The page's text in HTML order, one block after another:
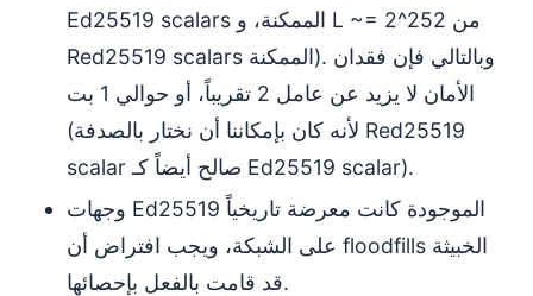
Ed25519 scalars الممكنة، و L ~= 2^252 من
Red25519 scalars الممكنة). وبالتالي فإن فقدان
الأمان لا يزيد عن عامل 2 تقريباً، أو حوالي 1 بت
(لأنه كان بإمكاننا أن نختار بالصدفة Red25519
scalar صالح أيضاً كـ Ed25519 scalar).
وجهات Ed25519 الموجودة كانت معرضة تاريخياً
على الشبكة، ويجب افتراض أن floodfills الخبيثة
قد قامت بالفعل بإحصائها.